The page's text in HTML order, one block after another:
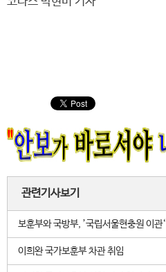
관련기사보기
보훈부와 국방부, ’국립서울현충원 이관
이희완 국가보훈부 차관 취임